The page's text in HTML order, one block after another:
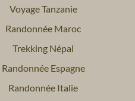
Voyage Tanzanie
Randonnée Maroc
Trekking Népal
Randonnée Espagne
Randonnée Italie